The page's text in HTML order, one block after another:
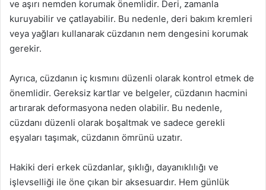
ve aşırı nemden korumak önemlidir. Deri, zamanla
kuruyabilir ve çatlayabilir. Bu nedenle, deri bakım kremleri
veya yağları kullanarak cüzdanın nem dengesini korumak
gerekir.
Ayrıca, cüzdanın iç kısmını düzenli olarak kontrol etmek de
önemlidir. Gereksiz kartlar ve belgeler, cüzdanın hacmini
artırarak deformasyona neden olabilir. Bu nedenle,
cüzdanı düzenli olarak boşaltmak ve sadece gerekli
eşyaları taşımak, cüzdanın ömrünü uzatır.
Hakiki deri erkek cüzdanlar, şıklığı, dayanıklılığı ve
işlevselliği ile öne çıkan bir aksesuardır. Hem günlük